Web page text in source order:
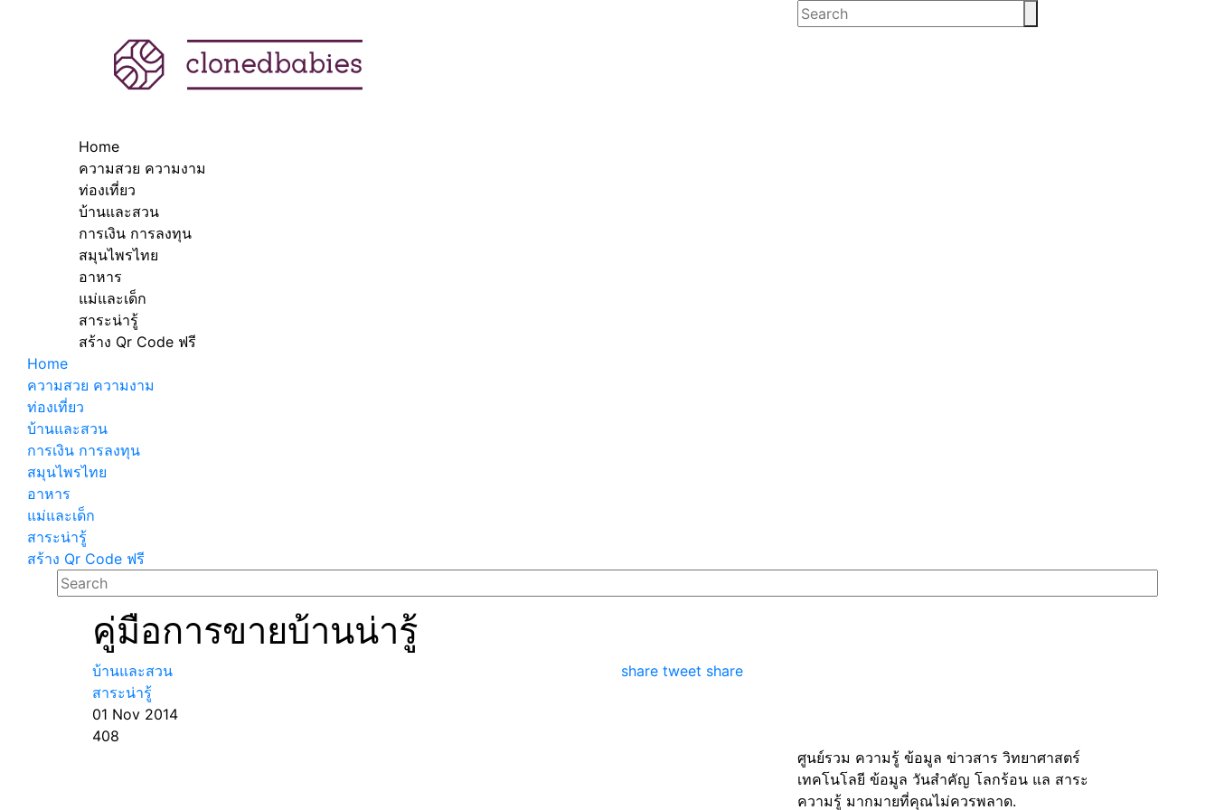
Home
ความสวย ความงาม
ท่องเที่ยว
บ้านและสวน
การเงิน การลงทุน
สมุนไพรไทย
อาหาร
แม่และเด็ก
สาระน่ารู้
สร้าง Qr Code ฟรี
Home
ความสวย ความงาม
ท่องเที่ยว
บ้านและสวน
การเงิน การลงทุน
สมุนไพรไทย
อาหาร
แม่และเด็ก
สาระน่ารู้
สร้าง Qr Code ฟรี
คู่มือการขายบ้านน่ารู้
บ้านและสวน
สาระน่ารู้
01 Nov 2014
408
share tweet share
ศูนย์รวม ความรู้ ข้อมูล ข่าวสาร วิทยาศาสตร์
เทคโนโลยี ข้อมูล วันสำคัญ โลกร้อน แล สาระ
ความรู้ มากมายที่คุณไม่ควรพลาด.